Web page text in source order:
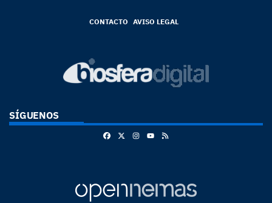
CONTACTO AVISO LEGAL
SÍGUENOS
FacebookInstagram